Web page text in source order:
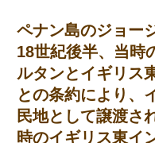
ペナン島のジョー
18世紀後半、当時
ルタンとイギリス
との条約により、
民地として譲渡さ
時のイギリス東イ